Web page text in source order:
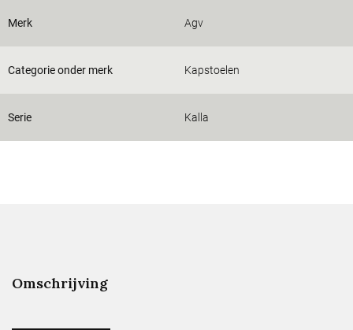
Merk Agv
Categorie onder merk Kapstoelen
Serie Kalla
Omschrijving